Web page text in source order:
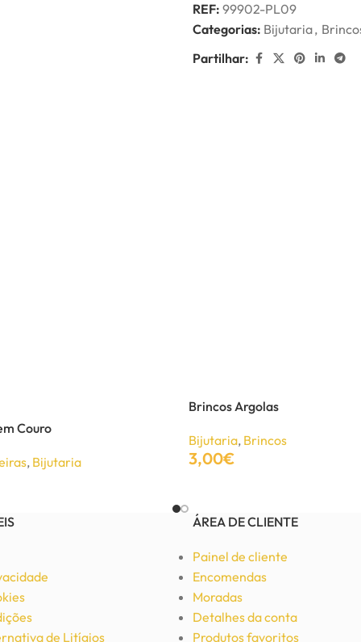
REF: 99902-PL09
Categorias: Bijutaria,
Partilhar:
Couro
, Bijutaria
Brincos Argolas
Bijutaria, Brincos
3,00€
de Litígios
ÁREA DE CLIENTE
Painel de cliente
Encomendas
Moradas
Detalhes da conta
Produtos favoritos